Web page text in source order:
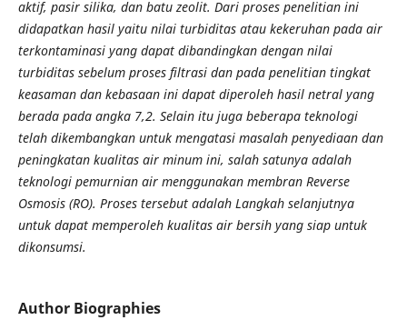
aktif, pasir silika, dan batu zeolit. Dari proses penelitian ini
didapatkan hasil yaitu nilai turbiditas atau kekeruhan pada air
terkontaminasi yang dapat dibandingkan dengan nilai
turbiditas sebelum proses filtrasi dan pada penelitian tingkat
keasaman dan kebasaan ini dapat diperoleh hasil netral yang
berada pada angka 7,2. Selain itu juga beberapa teknologi
telah dikembangkan untuk mengatasi masalah penyediaan dan
peningkatan kualitas air minum ini, salah satunya adalah
teknologi pemurnian air menggunakan membran Reverse
Osmosis (RO). Proses tersebut adalah Langkah selanjutnya
untuk dapat memperoleh kualitas air bersih yang siap untuk
dikonsumsi.
Author Biographies